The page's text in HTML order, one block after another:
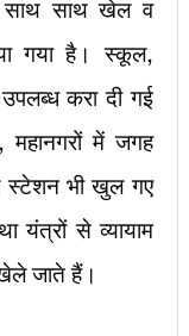
साथ साथ खेल व
गया है। स्कूल,
करा दी गई
में जगह
स्टेशन भी खुल गए
यंत्रों से व्यायाम
जाते हैं।